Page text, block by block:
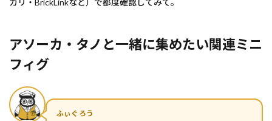
アソーカ・タノと一緒に集めたい関連ミニ
フィグ
ふぃぐろう